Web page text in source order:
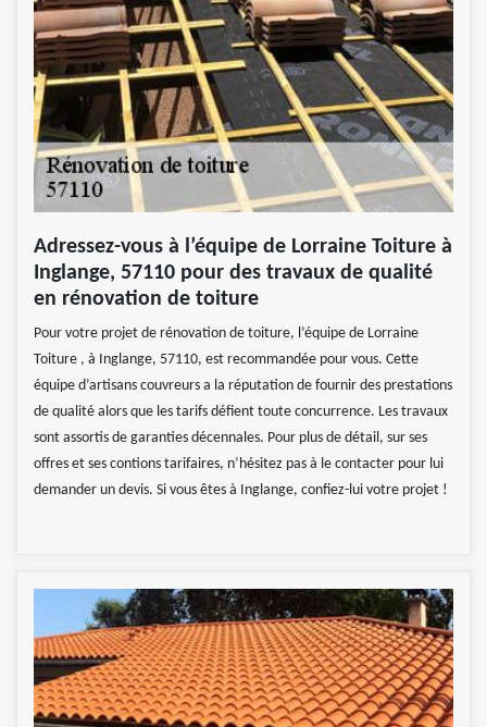
Adressez-vous à l’équipe de Lorraine Toiture à
Inglange, 57110 pour des travaux de qualité
en rénovation de toiture
Pour votre projet de rénovation de toiture, l’équipe de Lorraine
Toiture , à Inglange, 57110, est recommandée pour vous. Cette
équipe d’artisans couvreurs a la réputation de fournir des prestations
de qualité alors que les tarifs défient toute concurrence. Les travaux
sont assortis de garanties décennales. Pour plus de détail, sur ses
offres et ses contions tarifaires, n’hésitez pas à le contacter pour lui
demander un devis. Si vous êtes à Inglange, confiez-lui votre projet !